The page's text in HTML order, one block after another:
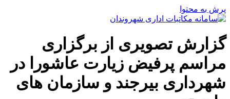
پرش به محتوا
گزارش تصویری از برگزاری
مراسم پرفیض زیارت عاشورا در
شهرداری بیرجند و سازمان های